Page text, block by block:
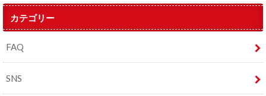
カテゴリー
FAQ
SNS